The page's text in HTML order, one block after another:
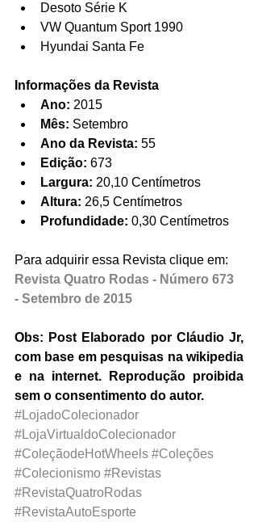
Desoto Série K
VW Quantum Sport 1990
Hyundai Santa Fe
Informações da Revista
Ano: 2015
Mês: Setembro
Ano da Revista: 55
Edição: 673
Largura: 20,10 Centímetros
Altura: 26,5 Centímetros
Profundidade: 0,30 Centímetros
Para adquirir essa Revista clique em:
Revista Quatro Rodas - Número 673
- Setembro de 2015
Obs: Post Elaborado por Cláudio Jr,
com base em pesquisas na wikipedia
e na internet. Reprodução proibida
sem o consentimento do autor.
#LojadoColecionador
#LojaVirtualdoColecionador
#ColeçãodeHotWheels #Coleções
#Colecionismo #Revistas
#RevistaQuatroRodas
#RevistaAutoEsporte